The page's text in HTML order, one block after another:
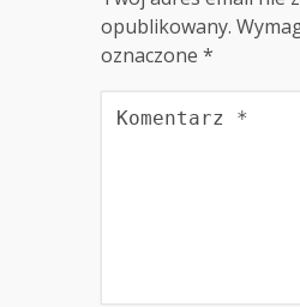
opublikowany.
oznaczone *